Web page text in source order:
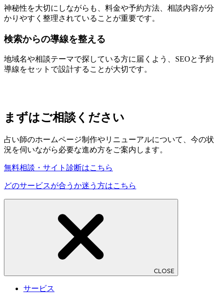
神秘性を大切にしながらも、料金や予約方法、相談内容が分
かりやすく整理されていることが重要です。
検索からの導線を整える
地域名や相談テーマで探している方に届くよう、SEOと予約
導線をセットで設計することが大切です。
まずはご相談ください
占い師のホームページ制作やリニューアルについて、今の状
況を伺いながら必要な進め方をご案内します。
無料相談・サイト診断はこちら
どのサービスが合うか迷う方はこちら
CLOSE
サービス